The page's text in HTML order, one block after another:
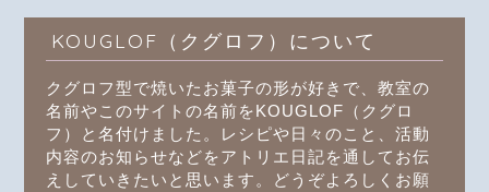
KOUGLOF（クグロフ）について
クグロフ型で焼いたお菓子の形が好きで、教室の
名前やこのサイトの名前をKOUGLOF（クグロ
フ）と名付けました。レシピや日々のこと、活動
内容のお知らせなどをアトリエ日記を通してお伝
えしていきたいと思います。どうぞよろしくお願